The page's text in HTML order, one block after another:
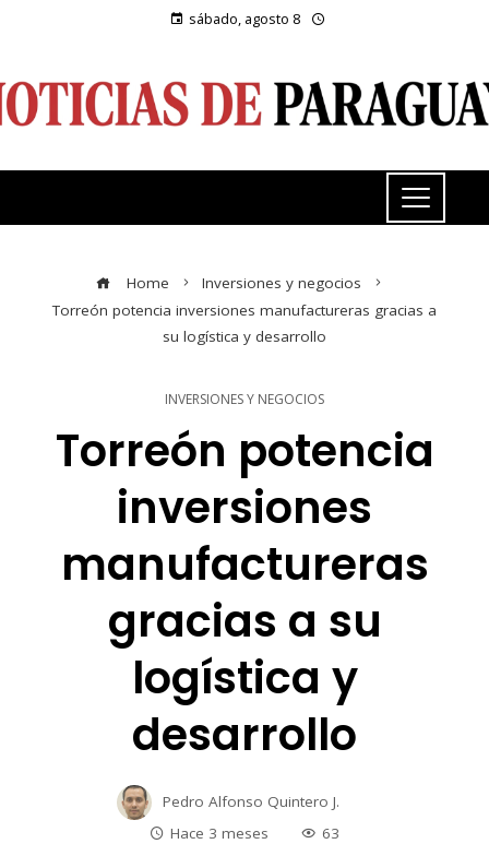
sábado, agosto 8
Home
Inversiones y negocios
Torreón potencia inversiones manufactureras gracias a
su logística y desarrollo
INVERSIONES Y NEGOCIOS
Torreón potencia
inversiones
manufactureras
gracias a su
logística y
desarrollo
Pedro Alfonso Quintero J.
Hace 3 meses
63